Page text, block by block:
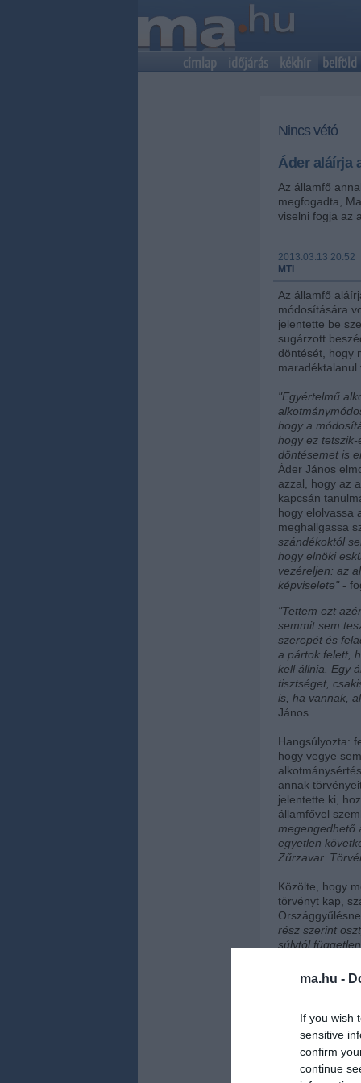
ma.hu -
If you wish
sensitive
confirm
continue
címlap időjárás kékhír belföld
Nincs vétó
Áder aláírja
Az államfő
megfogadta,
viselni fogja az
2013.03.13 20:52
MTI
Az államfő
módosítására
jelentette be
sugárzott
döntését, hogy
maradéktalanul
"Egyértelmű
hogy a
hogy ez
döntésemet is
Áder János
azzal, hogy az
kapcsán
hogy elolvassa
meghallgassa
szándékoktól
hogy elnöki
vezéreljen: az
képviselete" -
"Tettem ezt
semmit sem
szerepét és
a pártok felett,
kell állnia. Egy
tisztséget,
is, ha vannak,
János.
Hangsúlyozta:
hogy vegye
annak
jelentette ki,
államfővel
megengedhető
egyetlen
Zűrzavar.
Közölte, hogy
törvényt kap,
rész szerint
súlytól
Ismertetése
és az
Egyértelmű
szolgáljuk